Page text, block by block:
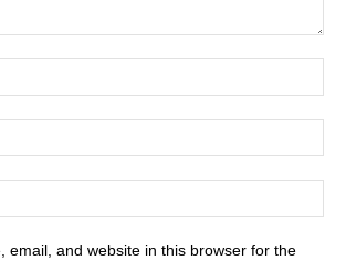
email, and website in this browser for the